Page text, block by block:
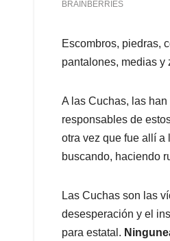
Escombros, piedras,
pantalones, medias y
A las Cuchas, las
responsables de
otra vez que fue allí a
buscando, haciendo
Las Cuchas son las
desesperación y el
para estatal.